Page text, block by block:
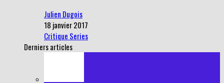
Julien Dugois
18 janvier 2017
Critique Series
Derniers articles